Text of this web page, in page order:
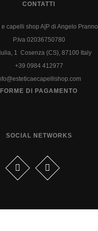
CONTATTI
e capelli shop A|P di Angelo Pranno
P.Iva 02036750780
1 Cosenza (CS), 87100 Italy
+39 0984 412977
FORME DI PAGAMENTO
SOCIAL NETWORKS